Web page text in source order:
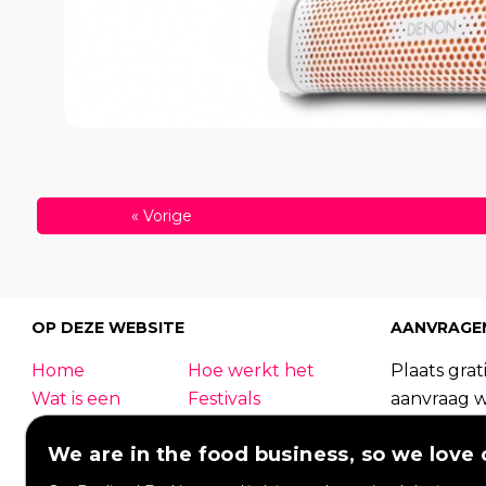
« Vorige
OP DEZE WEBSITE
Home
Hoe werkt het
Wat is een
foodtruck?
Festivals
Bruiloft
Contact
Plaats
aanvraag
We are in the food business, so we love